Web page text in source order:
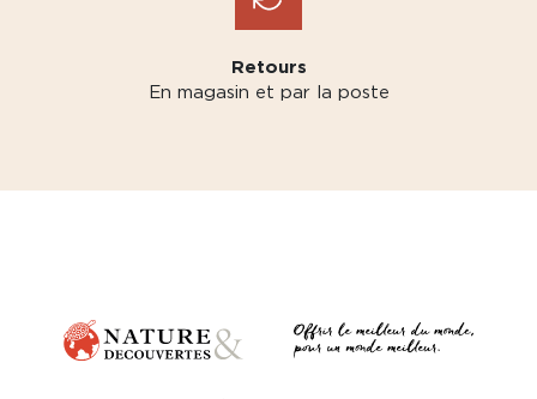
Retours
En magasin et par la poste